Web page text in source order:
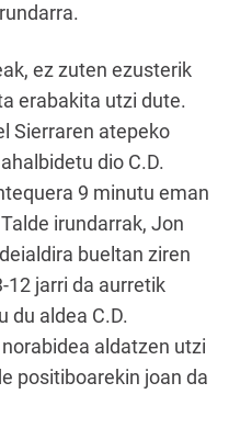
ez zuten ezusterik
erabakita utzi dute.
Sierraren atepeko
dio C.D.
9 minutu eman
irundarrak, Jon
bueltan ziren
12 jarri da aurretik
du aldea C.D.
aldatzen utzi
positiboarekin joan da